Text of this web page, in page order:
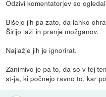
Odzivi komentatorjev so
Bišejo jih pa zato, da lahko
Širijo laži in pranje možganov.
Najlažje jih je ignorirat.
Zanimivo je pa to, da so v tej
st-ja, ki počnejo ravno to, kar